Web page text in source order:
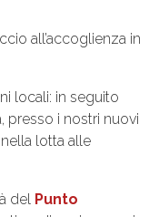
all’accoglienza in
locali: in seguito
presso i nostri nuovi
lotta alle
del Punto